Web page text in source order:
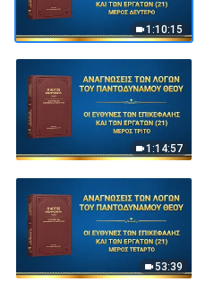
1:10:15
1:14:57
53:39